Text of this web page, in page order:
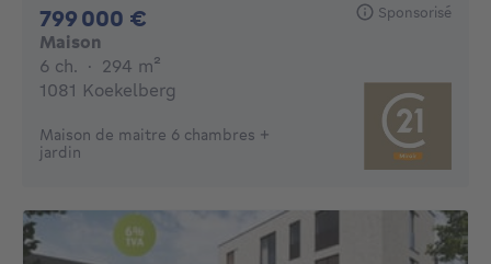
799 000 € Sponsorisé
Maison
6 ch. 6 chambres
· 294 m²
1081 Koekelberg
Maison de maitre 6 chambres +
jardin